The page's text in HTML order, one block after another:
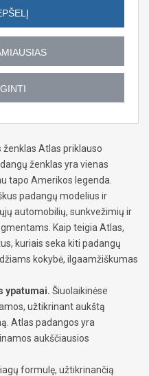
ženklas Atlas priklauso
ženklas yra vienas
tapo Amerikos legenda.
padangų modelius ir
automobilių, sunkvežimių ir
Kaip teigia Atlas,
kuriais seka kiti padangų
kokybė, ilgaamžiškumas
ypatumai. Šiuolaikinėse
užtikrinant aukštą
Atlas padangos yra
aukščiausios
formulę, užtikrinančią